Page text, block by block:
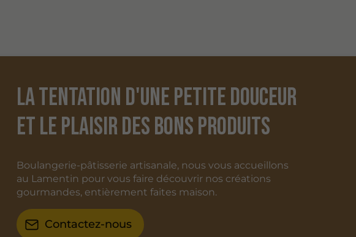
La tentation d'une petite douceur
et le plaisir des bons produits
Boulangerie-pâtisserie artisanale, nous vous accueillons
au Lamentin pour vous faire découvrir nos créations
gourmandes, entièrement faites maison.
Contactez-nous